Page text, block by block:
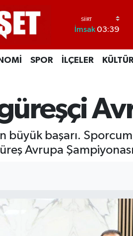
İmsak03:39
SPOR İLÇELER
büyük başarı.
Avrupa